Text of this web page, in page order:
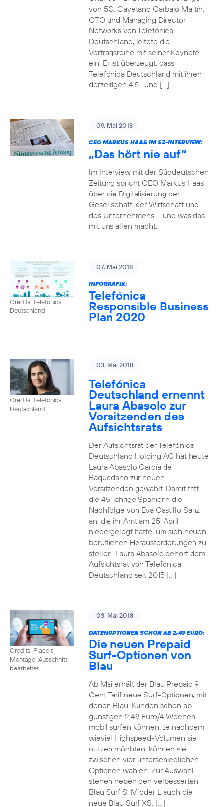
von 5G. Cayetano Carbajo Martín,
CTO und Managing Director
Networks von Telefónica
Deutschland, leitete die
Vortragsreihe mit seiner Keynote
ein. Er ist überzeugt, dass
Telefónica Deutschland mit ihren
derzeitigen 4,5- und […]
09. Mai 2018
CEO MARKUS HAAS IM SZ-INTERVIEW:
„Das hört nie auf“
Im Interview mit der Süddeutschen
Zeitung spricht CEO Markus Haas
über die Digitalisierung der
Gesellschaft, der Wirtschaft und
des Unternehmens – und was das
mit uns allen macht.
Credits: Telefónica
Deutschland
07. Mai 2018
INFOGRAFIK:
Telefónica
Responsible Business
Plan 2020
Credits: Telefónica
Deutschland
03. Mai 2018
Telefónica
Deutschland ernennt
Laura Abasolo zur
Vorsitzenden des
Aufsichtsrats
Der Aufsichtsrat der Telefónica
Deutschland Holding AG hat heute
Laura Abasolo García de
Baquedano zur neuen
Vorsitzenden gewählt. Damit tritt
die 45-jährige Spanierin die
Nachfolge von Eva Castillo Sanz
an, die ihr Amt am 25. April
niedergelegt hatte, um sich neuen
beruflichen Herausforderungen zu
stellen. Laura Abasolo gehört dem
Aufsichtsrat von Telefónica
Deutschland seit 2015 […]
Credits: Placeit |
Montage, Ausschnitt
bearbeitet
03. Mai 2018
DATENOPTIONEN SCHON AB 2,49 EURO:
Die neuen Prepaid
Surf-Optionen von
Blau
Ab Mai erhält der Blau Prepaid 9
Cent Tarif neue Surf-Optionen, mit
denen Blau-Kunden schon ab
günstigen 2,49 Euro/4 Wochen
mobil surfen können. Je nachdem
wieviel Highspeed-Volumen sie
nutzen möchten, können sie
zwischen vier unterschiedlichen
Optionen wählen. Zur Auswahl
stehen neben den verbesserten
Blau Surf S, M oder L auch die
neue Blau Surf XS. […]